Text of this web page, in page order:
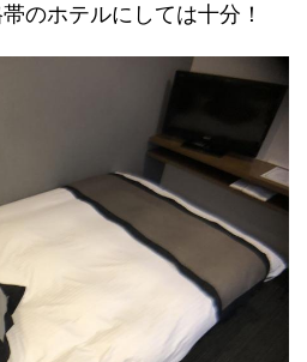
のホテルにしては十分！